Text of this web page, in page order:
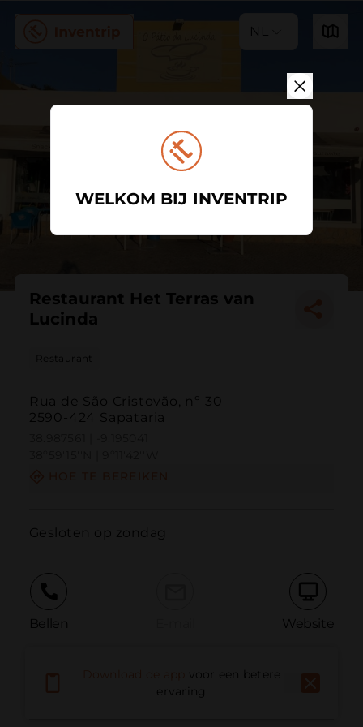
NL
Restaurant Het Terras van
Lucinda
Restaurant
Rua de São Cristovão, nº 30
2590-424 Sapataria
Gesloten op zondag
Bellen Website
Probleem melden
voor een betere
ervaring
WELKOM BIJ INVENTRIP